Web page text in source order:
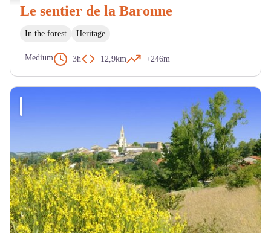
Le sentier de la Baronne
In the forest Heritage
Medium 3h 12,9km +246m